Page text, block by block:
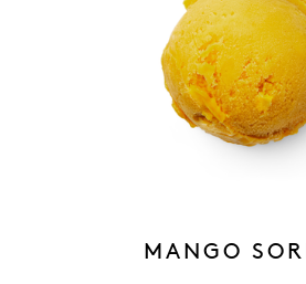
MANGO